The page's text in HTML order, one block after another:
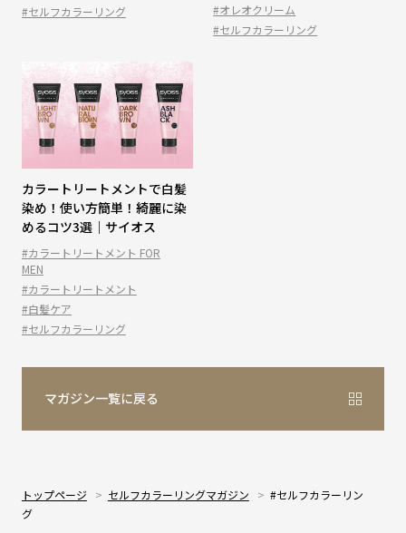
#セルフカラーリング
#オレオクリーム
#セルフカラーリング
カラートリートメントで白髪
染め！使い方簡単！綺麗に染
めるコツ3選｜サイオス
#カラートリートメント FOR
MEN
#カラートリートメント
#白髪ケア
#セルフカラーリング
マガジン一覧に戻る
トップページ セルフカラーリングマガジン
#セルフカラーリン
グ